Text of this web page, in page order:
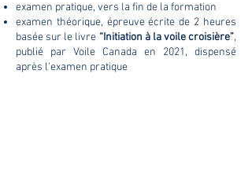
examen pratique, vers la fin de la formation
examen théorique, épreuve écrite de 2 heures
basée sur le livre “Initiation à la voile croisière”,
publié par Voile Canada en 2021, dispensé
après l'examen pratique